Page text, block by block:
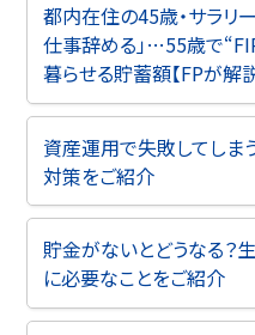
都内在住の45歳・サラリ
仕事辞める」…55歳で
暮らせる貯蓄額【FPが解
資産運用で失敗してしま
対策をご紹介
貯金がないとどうなる？
に必要なことをご紹介